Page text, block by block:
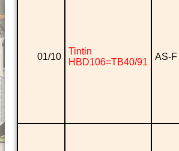
01/10
Tintin
HBD106=TB40/91
AS-F